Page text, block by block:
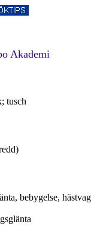
Akademi
tusch
bebygelse,